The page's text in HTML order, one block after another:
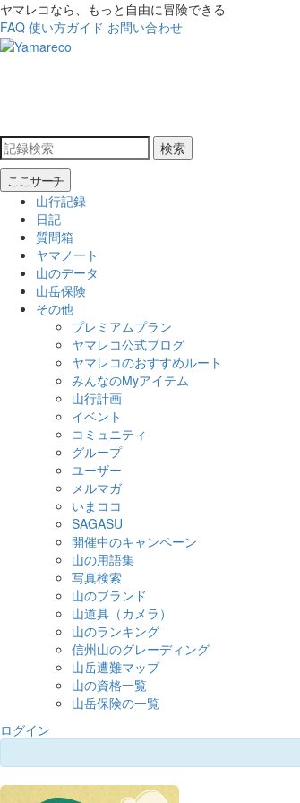
ヤマレコなら、もっと自由に冒険できる
FAQ 使い方ガイド お問い合わせ
検索
ここサーチ
山行記録
日記
質問箱
ヤマノート
山のデータ
山岳保険
その他
プレミアムプラン
ヤマレコ公式ブログ
ヤマレコのおすすめルート
みんなのMyアイテム
山行計画
イベント
コミュニティ
グループ
ユーザー
メルマガ
いまココ
SAGASU
開催中のキャンペーン
山の用語集
写真検索
山のブランド
山道具（カメラ）
山のランキング
信州山のグレーディング
山岳遭難マップ
山の資格一覧
山岳保険の一覧
ログイン